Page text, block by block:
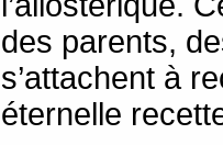
des parents,
s’attachent à
éternelle